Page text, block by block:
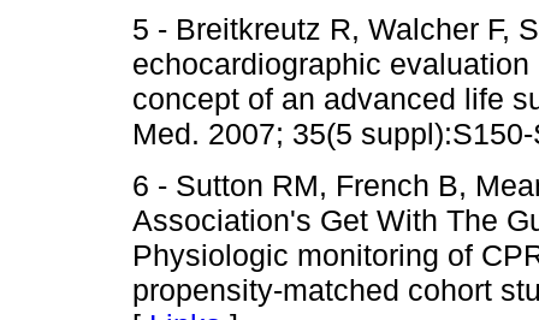
5 - Breitkreutz R, Walcher F,
echocardiographic
concept of an advanced life
Med. 2007; 35(5
6 - Sutton RM, French B,
Association's Get With The
Physiologic monitoring of
propensity-matched cohort